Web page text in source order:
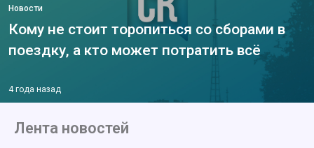
Новости
Кому не стоит торопиться со сборами в
поездку, а кто может потратить всё
4 года назад
Лента новостей